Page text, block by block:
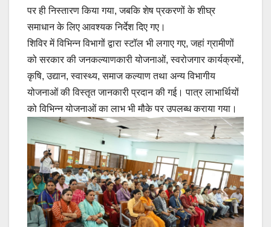
पर ही निस्तारण किया गया, जबकि शेष प्रकरणों के शीघ्र
समाधान के लिए आवश्यक निर्देश दिए गए।
शिविर में विभिन्न विभागों द्वारा स्टॉल भी लगाए गए, जहां ग्रामीणों
को सरकार की जनकल्याणकारी योजनाओं, स्वरोजगार कार्यक्रमों,
कृषि, उद्यान, स्वास्थ्य, समाज कल्याण तथा अन्य विभागीय
योजनाओं की विस्तृत जानकारी प्रदान की गई। पात्र लाभार्थियों
को विभिन्न योजनाओं का लाभ भी मौके पर उपलब्ध कराया गया।